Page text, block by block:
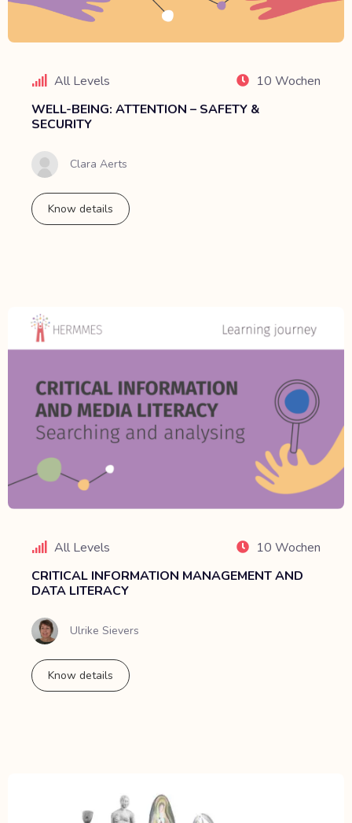
All Levels
10 Wochen
WELL-BEING: ATTENTION – SAFETY &
SECURITY
Clara Aerts
Know details
All Levels
10 Wochen
CRITICAL INFORMATION MANAGEMENT AND
DATA LITERACY
Ulrike Sievers
Know details